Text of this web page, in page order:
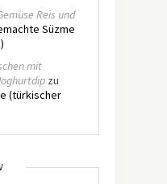
Reis und
Süzme
mit
zu
(türkischer